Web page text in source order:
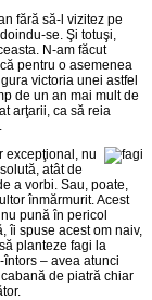
fără să-l vizitez pe
se. Şi totuşi,
N-am făcut
pentru o asemenea
victoria unei astfel
de un an mai mult de
arţarii, ca să reia
excepţional, nu
atât de
a vorbi. Sau, poate,
înmărmurit. Acest
pună în pericol
îi spuse acest om naiv,
planteze fagi la
– avea atunci
de piatră chiar